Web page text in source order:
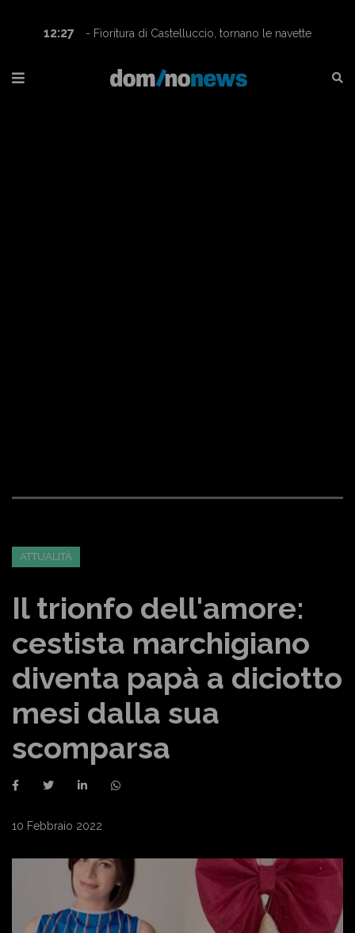
12:27
- Fioritura di Castelluccio, tornano le navette
ATTUALITÀ
Il trionfo dell'amore:
cestista marchigiano
diventa papà a diciotto
mesi dalla sua
scomparsa
10 Febbraio 2022